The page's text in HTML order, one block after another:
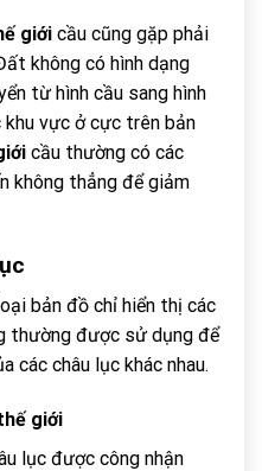
giới cầu cũng gặp phải
không có hình dạng
từ hình cầu sang hình
khu vực ở cực trên bản
cầu thường có các
không thẳng để giảm
bản đồ chỉ hiển thị các
thường được sử dụng để
các châu lục khác nhau.
giới
lục được công nhận